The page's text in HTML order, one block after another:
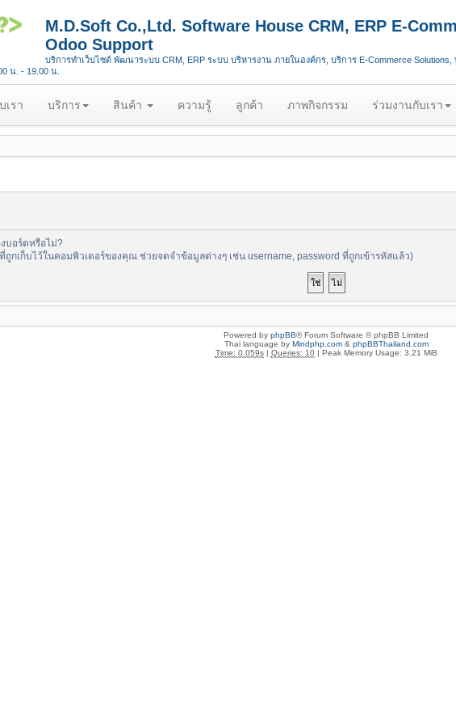
M.D.Soft Co.,Ltd. Software House CRM, ERP E-
Odoo Support
บริการทำเว็บไซต์ พัฒนาระบบ CRM, ERP ระบบ บริหารงาน ภายในองค์กร, บริการ E-Commerce
น. - 19.00 น.
เรา บริการ สินค้า ความรู้ ลูกค้า ภาพกิจกรรม ร่วมงานกับเรา
บอร์ดหรือไม่?
กเก็บไว้ในคอมพิวเตอร์ของคุณ ช่วยจดจำข้อมูลต่างๆ เช่น username, password ที่ถูกเข้ารหัสแล้ว)
Powered by phpBB® Forum Software © phpBB Limited
Thai language by Mindphp.com& phpBBThailand.com
Time: 0.059s| Queries: 10| Peak Memory Usage: 3.21 MiB